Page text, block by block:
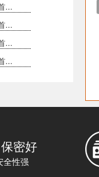
...
...
...
...
密好
全性强